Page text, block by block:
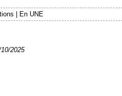
| En UNE
2025